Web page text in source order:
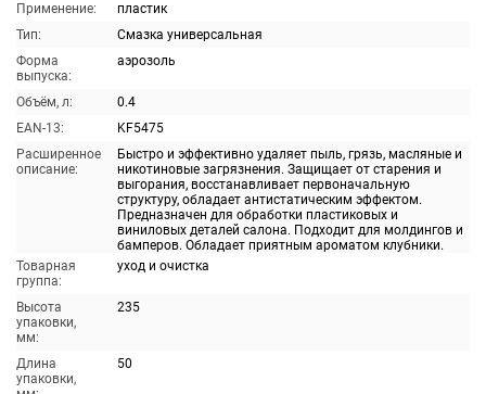
Применение:
пластик
Тип:
Смазка универсальная
Форма
выпуска:
аэрозоль
Объём, л:
0.4
EAN-13:
KF5475
Расширенное
описание:
Быстро и эффективно удаляет пыль, грязь, масляные и
никотиновые загрязнения. Защищает от старения и
выгорания, восстанавливает первоначальную
структуру, обладает антистатическим эффектом.
Предназначен для обработки пластиковых и
виниловых деталей салона. Подходит для молдингов и
бамперов. Обладает приятным ароматом клубники.
Товарная
группа:
уход и очистка
Высота
упаковки,
мм:
235
Длина
упаковки,
50